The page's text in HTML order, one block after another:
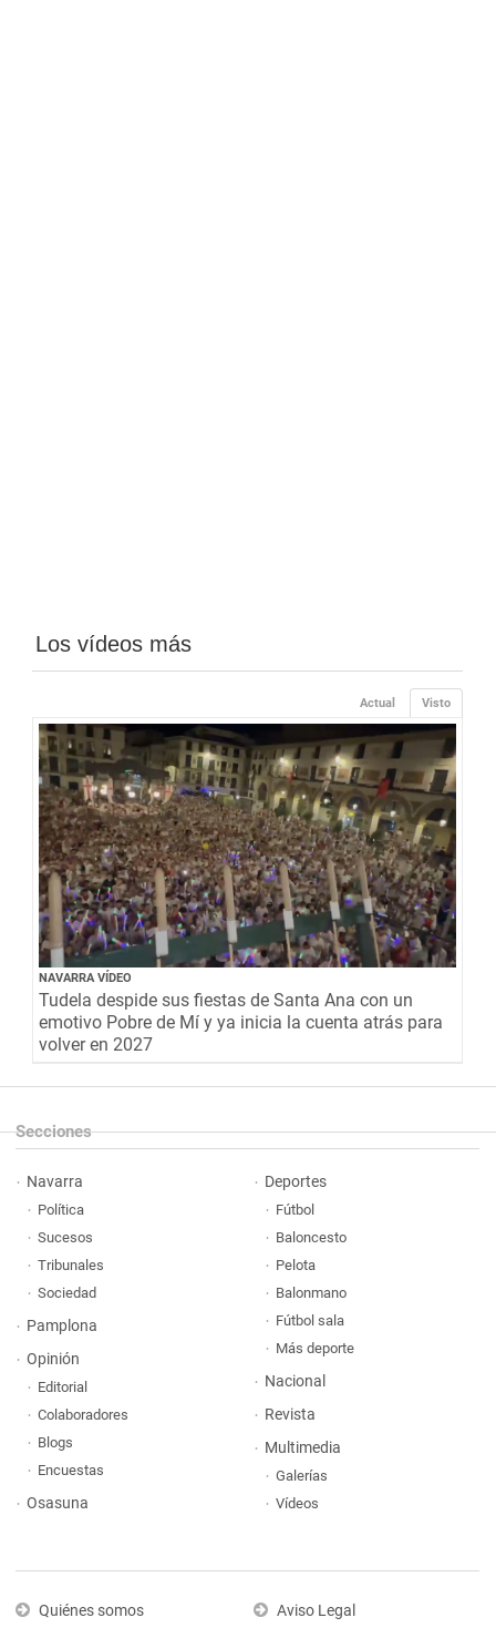
Los vídeos más
Visto
Actual
NAVARRA VÍDEO
Tudela despide sus fiestas de Santa Ana con un
emotivo Pobre de Mí y ya inicia la cuenta atrás para
volver en 2027
Secciones
Navarra
Política
Sucesos
Tribunales
Sociedad
Pamplona
Opinión
Editorial
Colaboradores
Blogs
Encuestas
Osasuna
Deportes
Fútbol
Baloncesto
Pelota
Balonmano
Fútbol sala
Más deporte
Nacional
Revista
Multimedia
Galerías
Vídeos
Quiénes somos Aviso Legal